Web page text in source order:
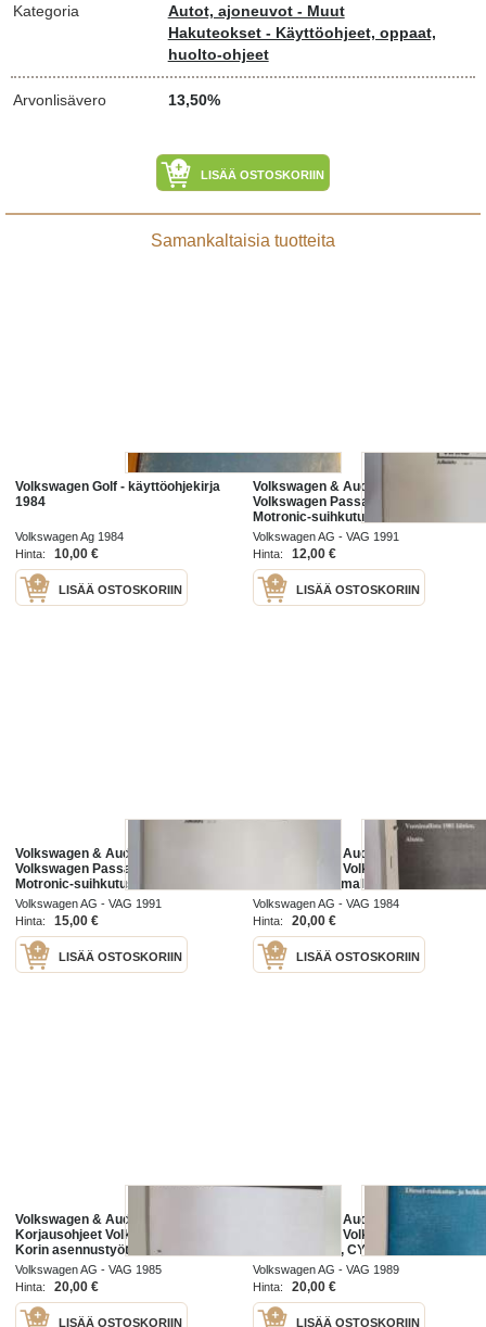
Kategoria
Autot, ajoneuvot - Muut
Hakuteokset - Käyttöohjeet, oppaat,
huolto-ohjeet
Arvonlisävero 13,50%
LISÄÄ OSTOSKORIIN
Samankaltaisia tuotteita
Volkswagen Golf - käyttöohjekirja
1984
Volkswagen Ag 1984
Hinta:
10,00 €
LISÄÄ OSTOSKORIIN
Volkswagen & Audi Service -
Volkswagen Passat 1988-
Motronic-suihkutus- ja
sytytysjärjestelmä -service
booklet
Volkswagen AG - VAG 1991
Hinta:
12,00 €
LISÄÄ OSTOSKORIIN
Volkswagen & Audi Service -
Volkswagen Passat 1988- KE-
Motronic-suihkutus- ja
sytytyslaitteisto (4-syl.) -service
booklet
Volkswagen AG - VAG 1991
Hinta:
15,00 €
LISÄÄ OSTOSKORIIN
Volkswagen & Audi Service -
Korjausohjeet Volkswagen Passat,
Santana vuosimallista 1981
lähtien, Alusta -service booklet
Volkswagen AG - VAG 1984
Hinta:
20,00 €
LISÄÄ OSTOSKORIIN
Volkswagen & Audi Service -
Korjausohjeet Volkswagen Passat,
Korin asennustyöt -service booklet
Volkswagen AG - VAG 1985
Hinta:
20,00 €
LISÄÄ OSTOSKORIIN
Volkswagen & Audi Service -
Korjausohjeet Volkswagen Passat
1981-1988 CR, CY, CK, Diesel-
ruiskutus- ja hehkutuslaitteisto -
service booklet
Volkswagen AG - VAG 1989
Hinta:
20,00 €
LISÄÄ OSTOSKORIIN